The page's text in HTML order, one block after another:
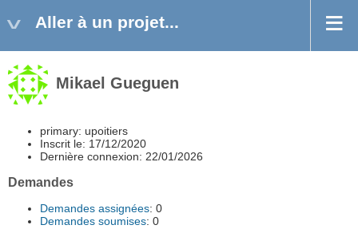
Aller à un projet...
Mikael Gueguen
primary: upoitiers
Inscrit le: 17/12/2020
Dernière connexion: 22/01/2026
Demandes
Demandes assignées: 0
Demandes soumises: 0